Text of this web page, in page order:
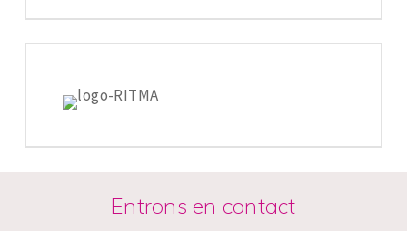
Entrons en contact